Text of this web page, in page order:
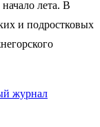
лета. В
и подростковых